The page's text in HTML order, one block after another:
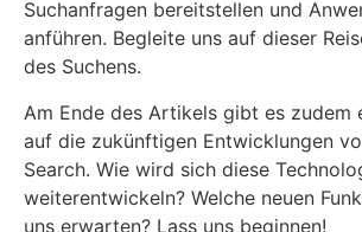
Suchanfragen bereitstellen und
anführen. Begleite uns auf dieser
des Suchens.
Am Ende des Artikels gibt es zudem
auf die zukünftigen Entwicklungen
Search. Wie wird sich diese
weiterentwickeln? Welche neuen
uns erwarten? Lass uns beginnen!